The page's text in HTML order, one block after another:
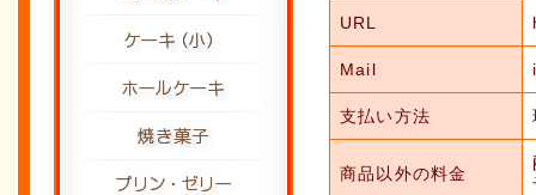
URL
Mail
支払い方法
商品以外の料金